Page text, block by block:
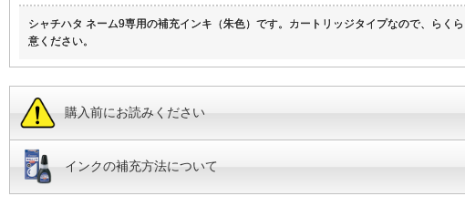
シャチハタ ネーム9専用の補充インキ（朱色）です。カートリッジタイプなので、ら
意ください。
購入前にお読みください
インクの補充方法について